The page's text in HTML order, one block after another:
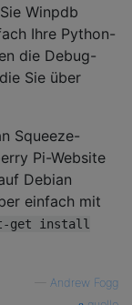
Winpdb
Ihre Python-
die Debug-
Sie über
Squeeze-
Pi-Website
Debian
einfach mit
get install
Andrew Fogg